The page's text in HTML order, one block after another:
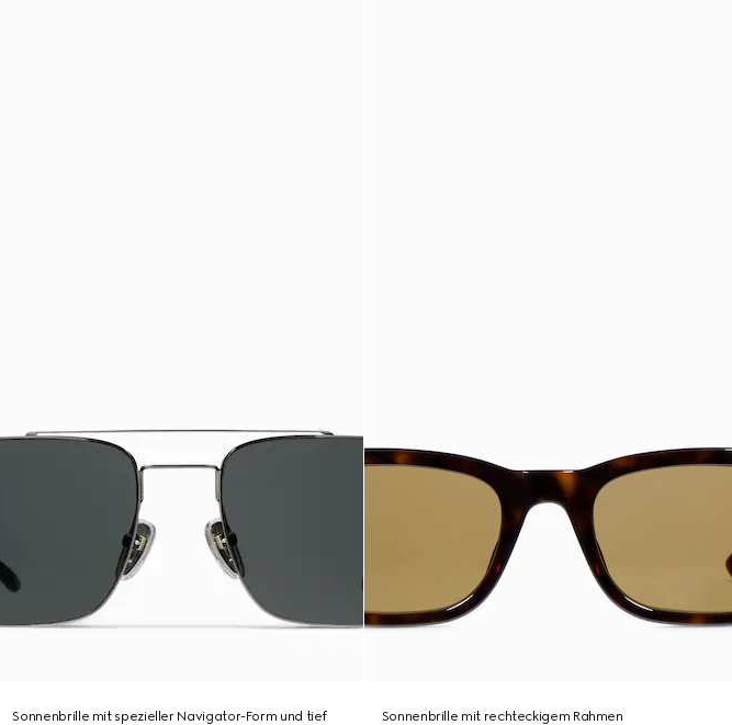
Sonnenbrille mit spezieller Navigator-Form und tief
Sonnenbrille mit rechteckigem Rahmen